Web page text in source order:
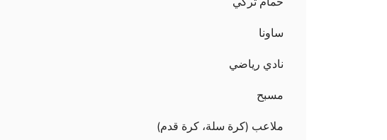
ساونا
نادي رياضي
مسبح
ملاعب (كرة سلة، كرة قدم)